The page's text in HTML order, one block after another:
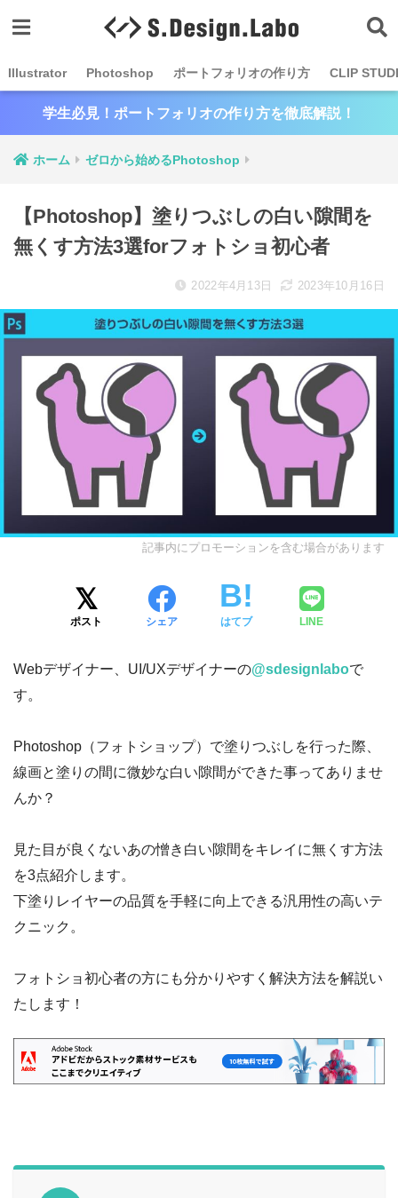
Illustrator Photoshop ポートフォリオの作り方 CLIP
学生必見！ポートフォリオの作り方を徹底解説！
ホーム ゼロから始めるPhotoshop
【Photoshop】塗りつぶしの白い隙間を
無くす方法3選forフォトショ初心者
2022年4月13日 2023年10月16日
記事内にプロモーションを含む場合があります
ポスト シェア はてブ LINE
Webデザイナー、UI/UXデザイナーの@sdesignlaboで
す。
Photoshop（フォトショップ）で塗りつぶしを行った際、
線画と塗りの間に微妙な白い隙間ができた事ってありませ
んか？
見た目が良くないあの憎き白い隙間をキレイに無くす方法
を3点紹介します。
下塗りレイヤーの品質を手軽に向上できる汎用性の高いテ
クニック。
フォトショ初心者の方にも分かりやすく解決方法を解説い
たします！